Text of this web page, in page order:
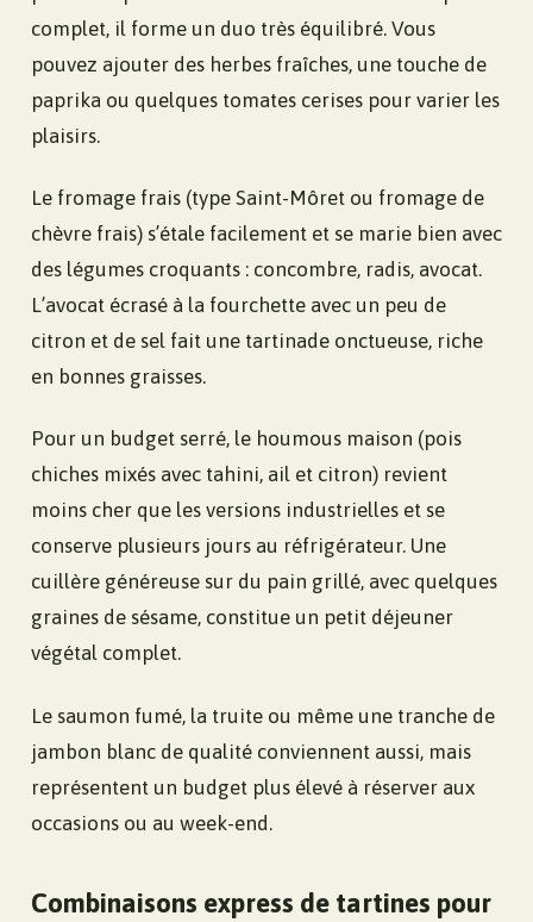
complet, il forme un duo très équilibré. Vous
pouvez ajouter des herbes fraîches, une touche de
paprika ou quelques tomates cerises pour varier les
plaisirs.
Le fromage frais (type Saint-Môret ou fromage de
chèvre frais) s’étale facilement et se marie bien avec
des légumes croquants : concombre, radis, avocat.
L’avocat écrasé à la fourchette avec un peu de
citron et de sel fait une tartinade onctueuse, riche
en bonnes graisses.
Pour un budget serré, le houmous maison (pois
chiches mixés avec tahini, ail et citron) revient
moins cher que les versions industrielles et se
conserve plusieurs jours au réfrigérateur. Une
cuillère généreuse sur du pain grillé, avec quelques
graines de sésame, constitue un petit déjeuner
végétal complet.
Le saumon fumé, la truite ou même une tranche de
jambon blanc de qualité conviennent aussi, mais
représentent un budget plus élevé à réserver aux
occasions ou au week-end.
Combinaisons express de tartines pour